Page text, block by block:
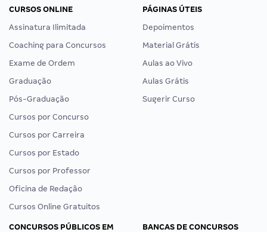
CURSOS ONLINE
Assinatura Ilimitada
Coaching para Concursos
Exame de Ordem
Graduação
Pós-Graduação
Cursos por Concurso
Cursos por Carreira
Cursos por Estado
Cursos por Professor
Oficina de Redação
Cursos Online Gratuitos
PÁGINAS ÚTEIS
Depoimentos
Material Grátis
Aulas ao Vivo
Aulas Grátis
Sugerir Curso
CONCURSOS PÚBLICOS EM
BANCAS DE CONCURSOS